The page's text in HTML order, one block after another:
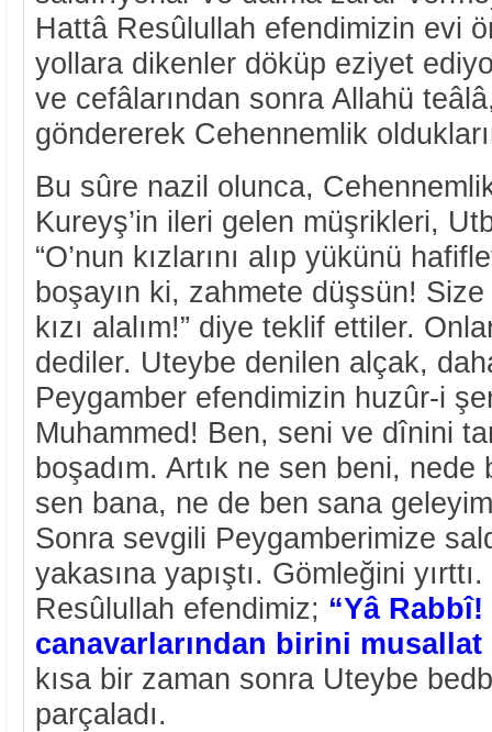
Hattâ Resûlullah efendimizin evi
yollara dikenler döküp eziyet
ve cefâlarından sonra Allahü
göndererek Cehennemlik
Bu sûre nazil olunca,
Kureyş’in ileri gelen müşrikleri,
“O’nun kızlarını alıp yükünü
boşayın ki, zahmete düşsün!
kızı alalım!” diye teklif ettiler.
dediler. Uteybe denilen alçak,
Peygamber efendimizin huzûr-i
Muhammed! Ben, seni ve dînini
boşadım. Artık ne sen beni,
sen bana, ne de ben sana
Sonra sevgili Peygamberimize
yakasına yapıştı. Gömleğini
Resûlullah efendimiz; “Yâ
canavarlarından birini musallat
kısa bir zaman sonra Uteybe
parçaladı.